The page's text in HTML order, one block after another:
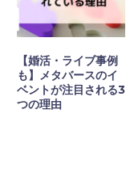
【婚活・ライブ事例
も】メタバースのイ
ベントが注目される3
つの理由